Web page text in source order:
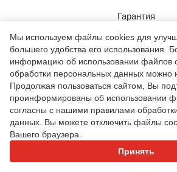
Гарантия
Контакты
Мы используем файлы cookies для
большего удобства его использования.
информацию об использовании файлов
обработки персональных данных можно
Продолжая пользоваться сайтом, Вы
проинформированы об использовании
согласны с нашими правилами
данных. Вы можете отключить файлы
Вашего браузера.
Принять